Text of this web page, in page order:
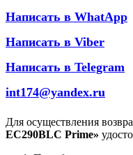
Написать в WhatApp
Написать в Viber
Написать в Telegram
int174@yandex.ru
Для осуществления
EC290BLC Prime»